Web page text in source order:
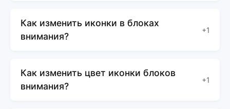
Как изменить иконки в блоках
внимания?
+1
Как изменить цвет иконки блоков
внимания?
+1